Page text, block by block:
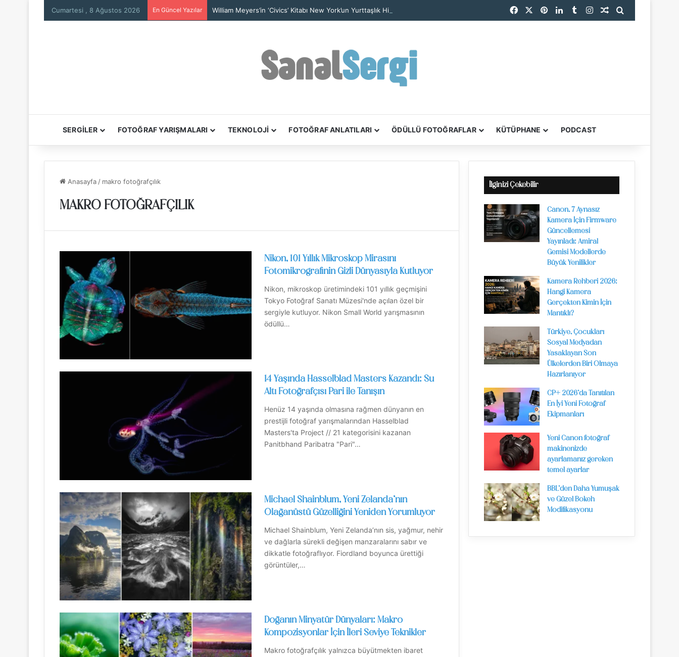
Cumartesi , 8 Ağustos 2026 En Güncel Yazılar William Meyers’in ‘Civics’ Kitabı New York’un Yurttaşlık Hikâyelerini Anlatıyor Facebook PinterestLinkedInTumblrInstagramRastgele Makale
SERGİLER FOTOĞRAF YARIŞMALARI TEKNOLOJİ FOTOĞRAF ANLATILARI ÖDÜLLÜ FOTOĞRAFLAR KÜTÜPHANE PODCAST
Anasayfa / makro fotoğrafçılık
MAKRO FOTOĞRAFÇILIK
Nikon, 101 Yıllık Mikroskop Mirasını
Fotomikrografinin Gizli Dünyasıyla Kutluyor
Nikon, mikroskop üretimindeki 101 yıllık geçmişini
Tokyo Fotoğraf Sanatı Müzesi'nde açılan özel bir
sergiyle kutluyor. Nikon Small World yarışmasının
ödüllü…
14 Yaşında Hasselblad Masters Kazandı: Su
Altı Fotoğrafçısı Pari ile Tanışın
Henüz 14 yaşında olmasına rağmen dünyanın en
prestijli fotoğraf yarışmalarından Hasselblad
Masters'ta Project // 21 kategorisini kazanan
Panitbhand Paribatra "Pari"…
Michael Shainblum, Yeni Zelanda’nın
Olağanüstü Güzelliğini Yeniden Yorumluyor
Michael Shainblum, Yeni Zelanda’nın sis, yağmur, nehir
ve dağlarla sürekli değişen manzaralarını sabır ve
dikkatle fotoğraflıyor. Fiordland boyunca ürettiği
görüntüler,…
Doğanın Minyatür Dünyaları: Makro
Kompozisyonlar İçin İleri Seviye Teknikler
Makro fotoğrafçılık yalnızca büyütmekten ibaret
İlginizi Çekebilir
Canon, 7 Aynasız
Kamera İçin Firmware
Güncellemesi
Yayınladı: Amiral
Gemisi Modellerde
Büyük Yenilikler
Kamera Rehberi 2026:
Hangi Kamera
Gerçekten Kimin İçin
Mantıklı?
Türkiye, Çocukları
Sosyal Medyadan
Yasaklayan Son
Ülkelerden Biri Olmaya
Hazırlanıyor
CP+ 2026’da Tanıtılan
En İyi Yeni Fotoğraf
Ekipmanları
Yeni Canon fotoğraf
makinenizde
ayarlamanız gereken
temel ayarlar
BBL’den Daha Yumuşak
ve Güzel Bokeh
Modifikasyonu